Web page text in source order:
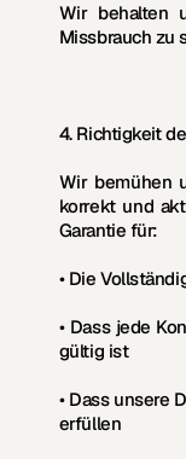
Wir behalten
Missbrauch zu
4. Richtigkeit
Wir bemühen
korrekt und
Garantie für:
• Die
• Dass jede
gültig ist
• Dass unsere
erfüllen